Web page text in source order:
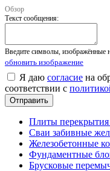
Обзор
Текст сообщения:
Введите символы, изображённые
обновить изображение
Я даю согласие на
соответствии с
Плиты
Сваи забивные
Железобетонные
Фундаментные
Брусковые